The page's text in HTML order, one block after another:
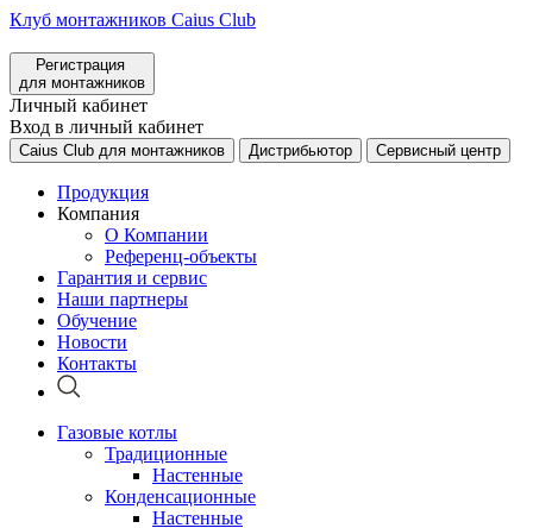
Клуб монтажников Caius Club
Регистрация
для монтажников
Личный кабинет
Вход в личный кабинет
Caius Club для монтажников Дистрибьютор Сервисный центр
Продукция
Компания
О Компании
Референц-объекты
Гарантия и сервис
Наши партнеры
Обучение
Новости
Контакты
Газовые котлы
Традиционные
Настенные
Конденсационные
Настенные